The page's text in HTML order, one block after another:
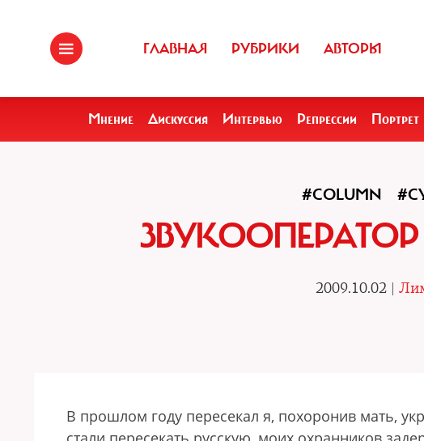
ГЛАВНАЯ РУБРИКИ АВТОРЫ
Мнение Дискуссия Интервью Репрессии Портрет
#COLUMN
2009.10.02 |
В прошлом году пересекал я, похоронив мать,